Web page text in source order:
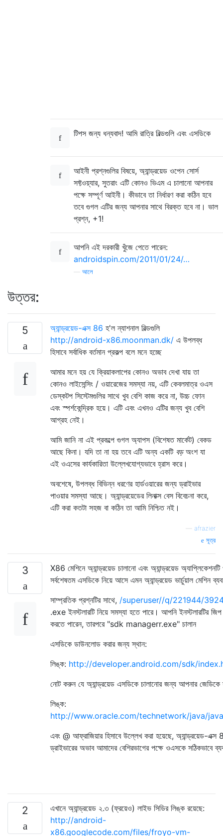
টিপস জন্য ধন্যবাদ! আমি রাত্রি বিল্ডগুলি এবং এসডিকে
আইনী প্রশ্নগুলির বিষয়ে, অ্যান্ড্রয়েড ওপেন সোর্স
সফ্টওয়্যার, সুতরাং এটি কোনও ভিএম এ চালানো আপনার
পক্ষে সম্পূর্ণ আইনী। কীভাবে তা নির্ধারণ করা কঠিন হবে
তবে গুগল এটির জন্য আপনার সাথে বিরক্ত হবে না। ভাল
প্রশ্ন, +1!
আপনি এই দরকারী খুঁজে পেতে পারেন:
androidspin.com/2011/01/24/…
আলে
উত্তর:
5 অ্যান্ড্রয়েড-এক্স 86 হ'ল ন্যাশনাল বিল্ডগুলি
http://android-x86.moonman.dk/ এ উপলব্ধ
হিসাবে সর্বাধিক বর্তমান প্রকল্প বলে মনে হচ্ছে
আমার মনে হয় যে ক্রিয়াকলাপের কোনও অভাব দেখা যায় তা
কোনও লাইসেন্সিং / ওয়ারেজের সমস্যা নয়, এটি কেবলমাত্র ওএস
ডেস্কটপ সিস্টেমগুলির সাথে খুব বেশি কাজ করে না, উচ্চ ফোন
এবং স্পর্শকেন্দ্রিক হয়ে। এটি এবং এখনও এটির জন্য খুব বেশি
আগ্রহ নেই।
আমি জানি না এই প্রকল্পে গুগল অ্যাপস (বিশেষত মার্কেট) বেকড
আছে কিনা। যদি তা না হয় তবে এটি অন্য একটি বড়অংশ যা
এই ওএসের কার্যকারিতা উল্লেখযোগ্যভাবে হ্রাস করে।
অবশেষে, উপলব্ধ বিভিন্ন ধরণের হার্ডওয়ারের জন্য ড্রাইভার
পাওয়ার সমস্যা আছে। অ্যান্ড্রয়েডের লিনাক্স বেস বিবেচনা করে,
এটি করা কতটা সহজ বা কঠিন তা আমি নিশ্চিত নই।
afrazier
সূত্র
3
X86 মেশিনে অ্যান্ড্রয়েড চালানো এবং অ্যান্ড্রয়েড
সর্বশেষতম এসডিকে নিয়ে আসে এমন অ্যান্ড্রয়েড ভার্চুয়াল মেশিন
সাম্প্রতিক প্রশ্নটির সাথে, /superuser//q/221944/
.exe ইনস্টলারটি নিয়ে সমস্যা হতে পারে। আপনি ইনস্টলারটির
করতে পারেন, তারপরে "sdk managerr.exe" চালান
এসডিকে ডাউনলোড করার জন্য স্থান:
লিঙ্ক: http://developer.android.com/sdk/
নোট করুন যে অ্যান্ড্রয়েড এসডিকে চালানোর জন্য আপনার জেডিকে
লিঙ্ক:
http://www.oracle.com/technetwork/java/
এবং @ আফ্রাজিয়ার হিসাবে উল্লেখ করা হয়েছে, অ্যান্ড্রয়েড-এক্স
ড্রাইভারের অভাব আমাদের বেশিরভাগের পক্ষে ওএসকে সঠিকভাবে
2
এখানে অ্যান্ড্রয়েড ২.৩ (ফ্রয়েও) লাইভ সিডির লিঙ্ক রয়েছে:
http://android-
x86.googlecode.com/files/froyo-vm-